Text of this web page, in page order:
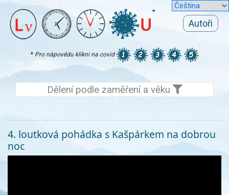
Autoři
* Pro nápovědu klikni na covid
Dělení podle zaměření a věku
4. loutková pohádka s Kašpárkem na dobrou
noc